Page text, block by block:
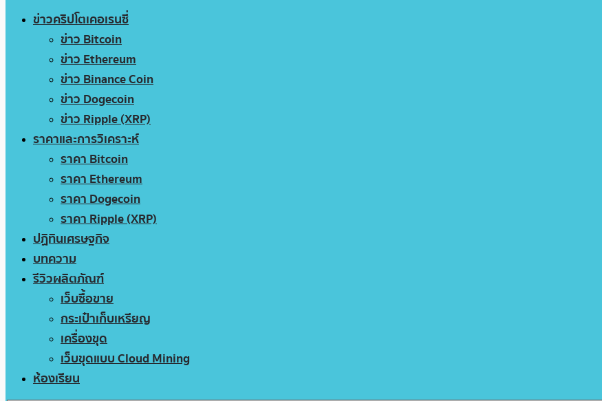
ข่าวคริปโตเคอเรนซี่
ข่าว Bitcoin
ข่าว Ethereum
ข่าว Binance Coin
ข่าว Dogecoin
ข่าว Ripple (XRP)
ราคาและการวิเคราะห์
ราคา Bitcoin
ราคา Ethereum
ราคา Dogecoin
ราคา Ripple (XRP)
ปฏิทินเศรษฐกิจ
บทความ
รีวิวผลิตภัณฑ์
เว็บซื้อขาย
กระเป๋าเก็บเหรียญ
เครื่องขุด
เว็บขุดแบบ Cloud Mining
ห้องเรียน